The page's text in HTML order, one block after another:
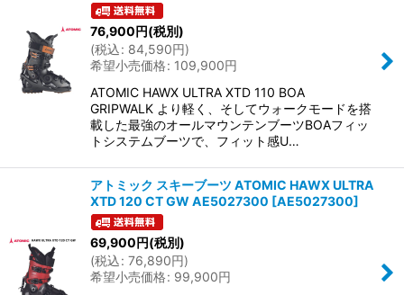
76,900円(税別)
(税込: 84,590円)
希望小売価格: 109,900円
ATOMIC HAWX ULTRA XTD 110 BOA
GRIPWALK より軽く、そしてウォークモードを搭
載した最強のオールマウンテンブーツBOAフィッ
トシステムブーツで、フィット感U…
アトミック スキーブーツ ATOMIC HAWX ULTRA
XTD 120 CT GW AE5027300 [AE5027300]
69,900円(税別)
(税込: 76,890円)
希望小売価格: 99,900円